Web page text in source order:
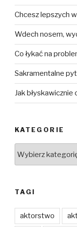
Chcesz lepszych
Wdech nosem,
Co łykać na
Sakramentalne
Jak
KATEGORIE
TAGI
aktorstwo